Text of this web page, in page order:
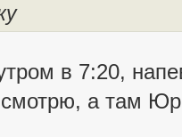
в 7:20,
а там